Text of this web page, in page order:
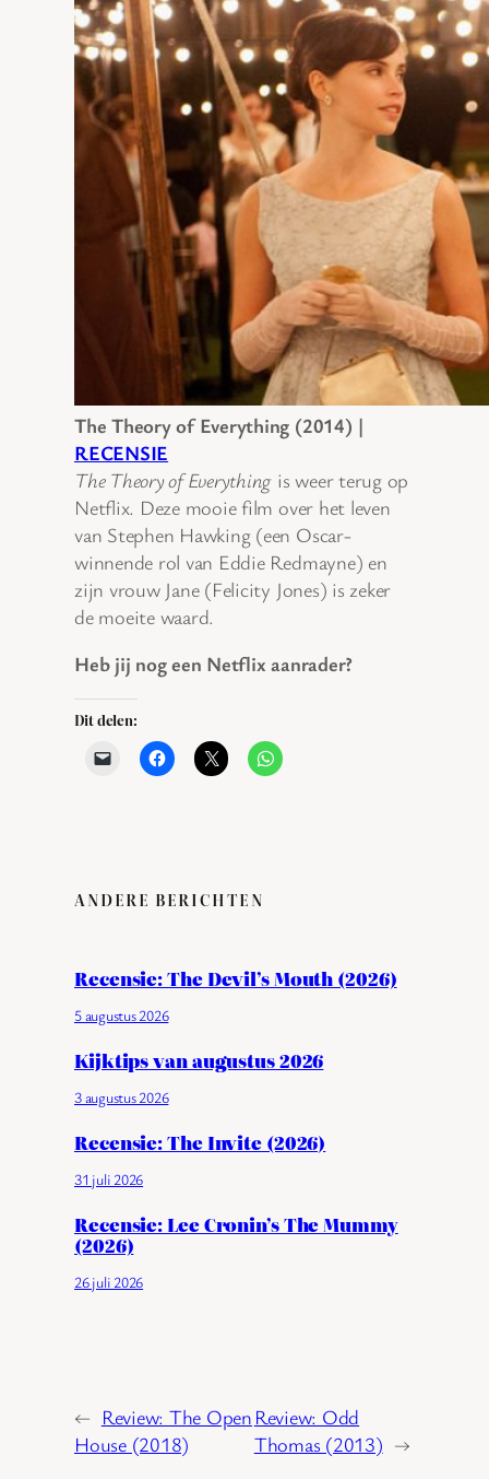
The Theory of Everything (2014) |
RECENSIE
The Theory of Everything is weer terug op
Netflix. Deze mooie film over het leven
van Stephen Hawking (een Oscar-
winnende rol van Eddie Redmayne) en
zijn vrouw Jane (Felicity Jones) is zeker
de moeite waard.
Heb jij nog een Netflix aanrader?
Dit delen:
ANDERE BERICHTEN
Recensie: The Devil’s Mouth (2026)
5 augustus 2026
Kijktips van augustus 2026
3 augustus 2026
Recensie: The Invite (2026)
31 juli 2026
Recensie: Lee Cronin’s The Mummy
(2026)
26 juli 2026
← Review: The Open
House (2018)
Review: Odd
Thomas (2013) →